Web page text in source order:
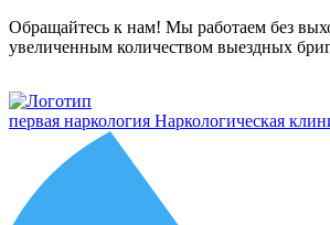
Обращайтесь к нам! Мы работаем без
увеличенным количеством выездных
первая наркология Наркологическая